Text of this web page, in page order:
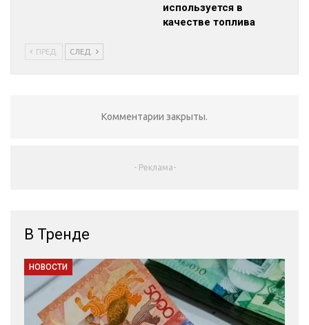
используется в
качестве топлива
ПРЕД. СЛЕД.
Комментарии закрыты.
- Реклама-
В Тренде
НОВОСТИ